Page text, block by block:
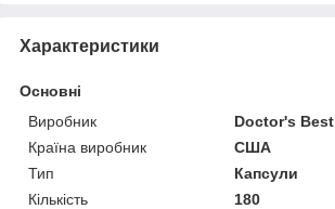
Характеристики
Основні
Виробник
Doctor's Best
Країна виробник
США
Тип
Капсули
Кількість
180